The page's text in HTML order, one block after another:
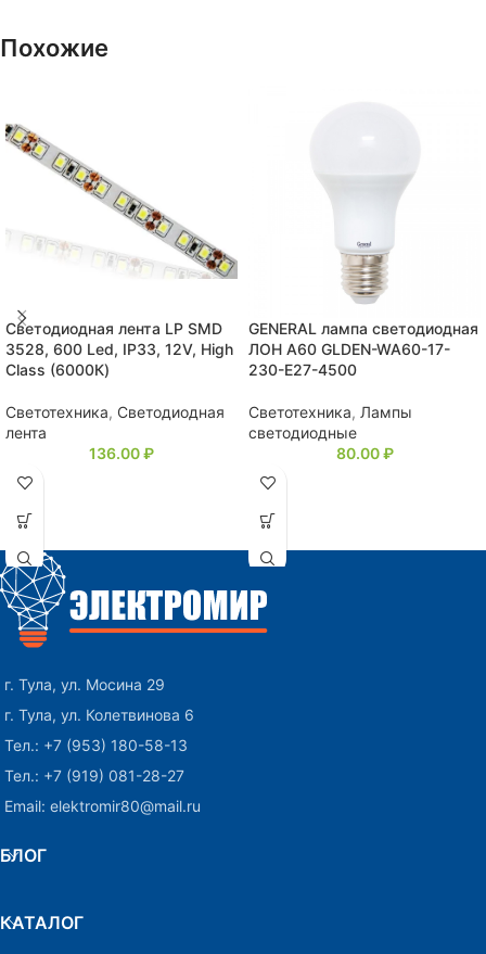
Похожие
Светодиодная лента LP SMD
3528, 600 Led, IP33, 12V, High
Class (6000К)
Светотехника, Светодиодная
лента
136.00₽
GENERAL лампа светодиодная
ЛОН А60 GLDEN-WA60-17-
230-E27-4500
Светотехника, Лампы
светодиодные
80.00₽
г. Тула, ул. Мосина 29
г. Тула, ул. Колетвинова 6
Тел.: +7 (953) 180-58-13
Тел.: +7 (919) 081-28-27
Email: elektromir80@mail.ru
БЛОГ
КАТАЛОГ